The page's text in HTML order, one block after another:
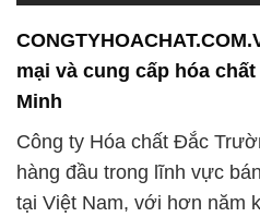
Công ty Hóa chất Đắc
hàng đầu trong lĩnh vực
tại Việt Nam, với hơn năm
công nghiệp này. Chúng tôi
đến cho khách hàng
và dịch vụ hoàn hảo.
Sự cam kết của chúng tôi